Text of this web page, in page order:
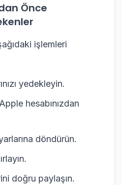
Önce
işlemleri
yedekleyin.
hesabınızdan
döndürün.
doğru paylaşın.